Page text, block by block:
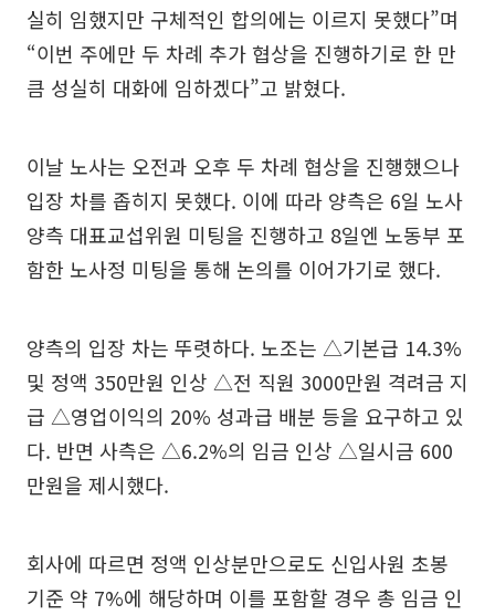
실히 임했지만 구체적인 합의에는 이르지 못했다”며
“이번 주에만 두 차례 추가 협상을 진행하기로 한 만
큼 성실히 대화에 임하겠다”고 밝혔다.
이날 노사는 오전과 오후 두 차례 협상을 진행했으나
입장 차를 좁히지 못했다. 이에 따라 양측은 6일 노사
양측 대표교섭위원 미팅을 진행하고 8일엔 노동부 포
함한 노사정 미팅을 통해 논의를 이어가기로 했다.
양측의 입장 차는 뚜렷하다. 노조는 △기본급 14.3%
및 정액 350만원 인상 △전 직원 3000만원 격려금 지
급 △영업이익의 20% 성과급 배분 등을 요구하고 있
다. 반면 사측은 △6.2%의 임금 인상 △일시금 600
만원을 제시했다.
회사에 따르면 정액 인상분만으로도 신입사원 초봉
기준 약 7%에 해당하며 이를 포함할 경우 총 임금 인